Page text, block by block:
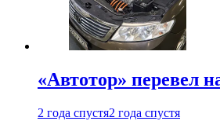
«Автотор» перевел
2 года спустя2 года спустя